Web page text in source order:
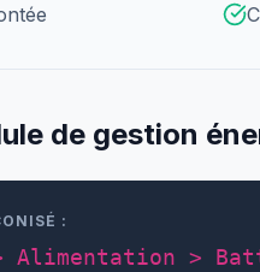
de gestion
:
Alimentation >